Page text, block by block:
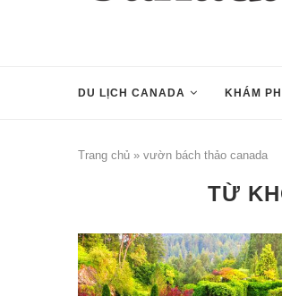
DU LỊCH CANADA KHÁM
Trang chủ » vườn bách thảo canada
TỪ